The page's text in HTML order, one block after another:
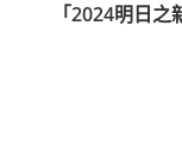
「2024明日